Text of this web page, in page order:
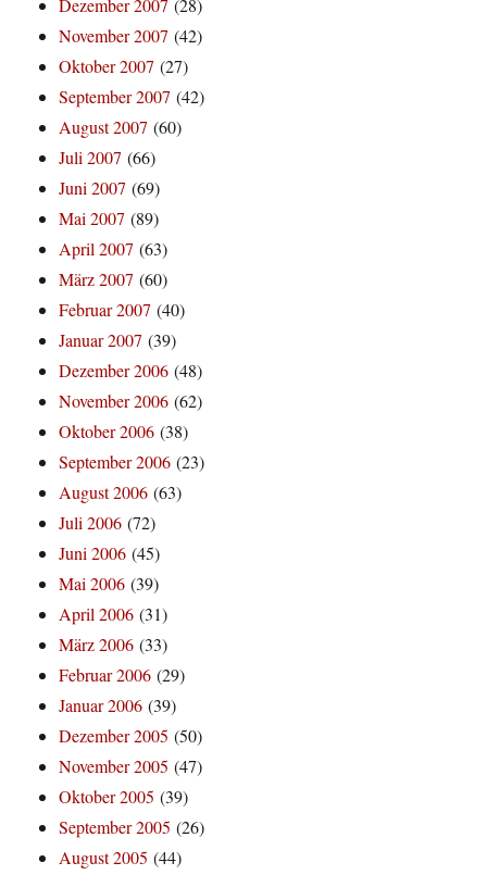
Dezember 2007 (28)
November 2007 (42)
Oktober 2007 (27)
September 2007 (42)
August 2007 (60)
Juli 2007 (66)
Juni 2007 (69)
Mai 2007 (89)
April 2007 (63)
März 2007 (60)
Februar 2007 (40)
Januar 2007 (39)
Dezember 2006 (48)
November 2006 (62)
Oktober 2006 (38)
September 2006 (23)
August 2006 (63)
Juli 2006 (72)
Juni 2006 (45)
Mai 2006 (39)
April 2006 (31)
März 2006 (33)
Februar 2006 (29)
Januar 2006 (39)
Dezember 2005 (50)
November 2005 (47)
Oktober 2005 (39)
September 2005 (26)
August 2005 (44)